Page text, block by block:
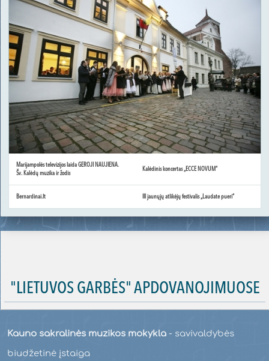
Marijampolės televizijos laida GEROJI NAUJIENA.
Šv. Kalėdų muzika ir žodis
Kalėdinis koncertas „ECCE NOVUM“
Bernardinai.lt III jaunųjų atlikėjų festivalis „Laudate pueri“
"LIETUVOS GARBĖS" APDOVANOJIMUOSE
Kauno sakralinės muzikos mokykla - savivaldybės
biudžetinė įstaiga